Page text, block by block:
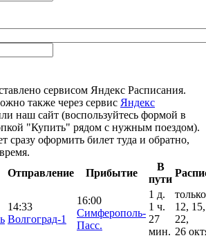
сервисом Яндекс Расписания.
также через сервис Яндекс
наш сайт (воспользуйтесь формой в
"Купить" рядом с нужным поездом).
сразу оформить билет туда и обратно,
Отправление Прибытие
В
пути
14:33
Волгоград-1
16:00
Симферополь-
Пасс.
1 д.
1 ч.
27
мин.
12,
22,
26